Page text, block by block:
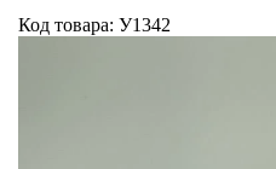
Код товара: У1342